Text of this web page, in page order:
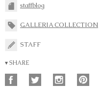
staffblog
GALLERIA COLLECTION
STAFF
▾ SHARE